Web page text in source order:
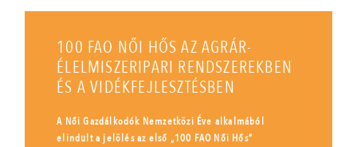
100 FAO NŐI HŐS AZ AGRÁR-
ÉLELMISZERIPARI RENDSZEREKBEN
ÉS A VIDÉKFEJLESZTÉSBEN
A Női Gazdálkodók Nemzetközi Éve alkalmából
elindult a jelölés az első „100 FAO Női Hős”